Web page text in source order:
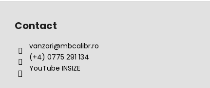
Contact
vanzari@mbcalibr.ro
(+4) 0775 291 134
YouTube INSIZE